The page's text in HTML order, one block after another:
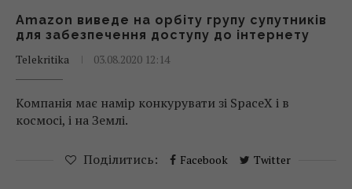
Amazon виведе на орбіту групу супутників
для забезпечення доступу до інтернету
Telekritika
03.08.2020 12:14
Компанія має намір конкурувати зі SpaceX і в
космосі, і на Землі.
Поділитись: Facebook Twitter